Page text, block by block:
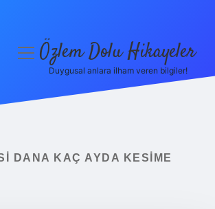
menüyüÖzlem Dolu Hikayeler
Duygusal anlara ilham veren bilgiler!
DANA KAÇ AYDA KESIME